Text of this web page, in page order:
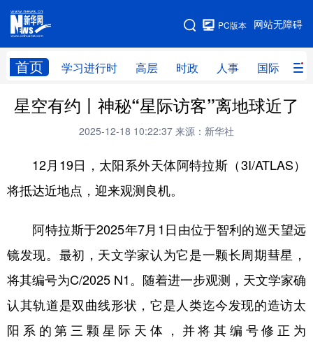
网站无障碍
PC版本
首页 学习进行时 高层 时政 人事 国际 财
网站地图
学习进行时 高层 时政 人事
财经 网评
台湾 思客智库 全球连线 教育
科技 科创
文化 书画 健康 军事
访谈 视频 图片 政务
法律 中央文件 金融 汽车
食品 人居 信息化 数字经济
学术中国 乡村振兴 银龄 溯源中国
星空有约丨神秘“星际访客”离地球近了
2025-12-18 10:22:37 来源：新华社
12月19日，太阳系外天体阿特拉斯（3I/ATLAS）
将抵达近地点，迎来观测良机。
阿特拉斯于2025年7月1日由位于智利的巡天望远
镜发现。最初，天文学家认为它是一颗长周期彗星，
将其编号为C/2025 N1。随着进一步观测，天文学家确
认其轨道是双曲线形状，它是人类迄今发现的造访太
阳系的第三颗星际天体，并将其编号修正为